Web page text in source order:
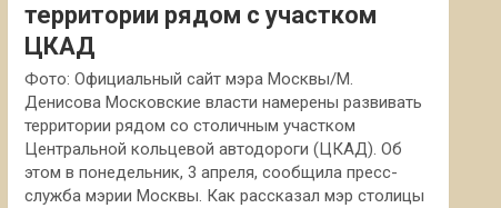
территории рядом с участком
ЦКАД
Фото: Официальный сайт мэра Москвы/М.
Денисова Московские власти намерены развивать
территории рядом со столичным участком
Центральной кольцевой автодороги (ЦКАД). Об
этом в понедельник, 3 апреля, сообщила пресс-
служба мэрии Москвы. Как рассказал мэр столицы